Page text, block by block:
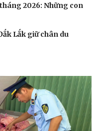
2026: Những con
Lắk giữ chân du